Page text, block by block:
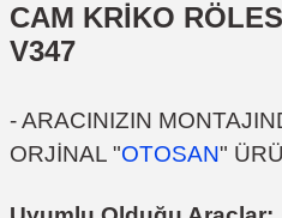
CAM KRİKO
V347
- ARACINIZIN
ORJİNAL "OTOSAN"